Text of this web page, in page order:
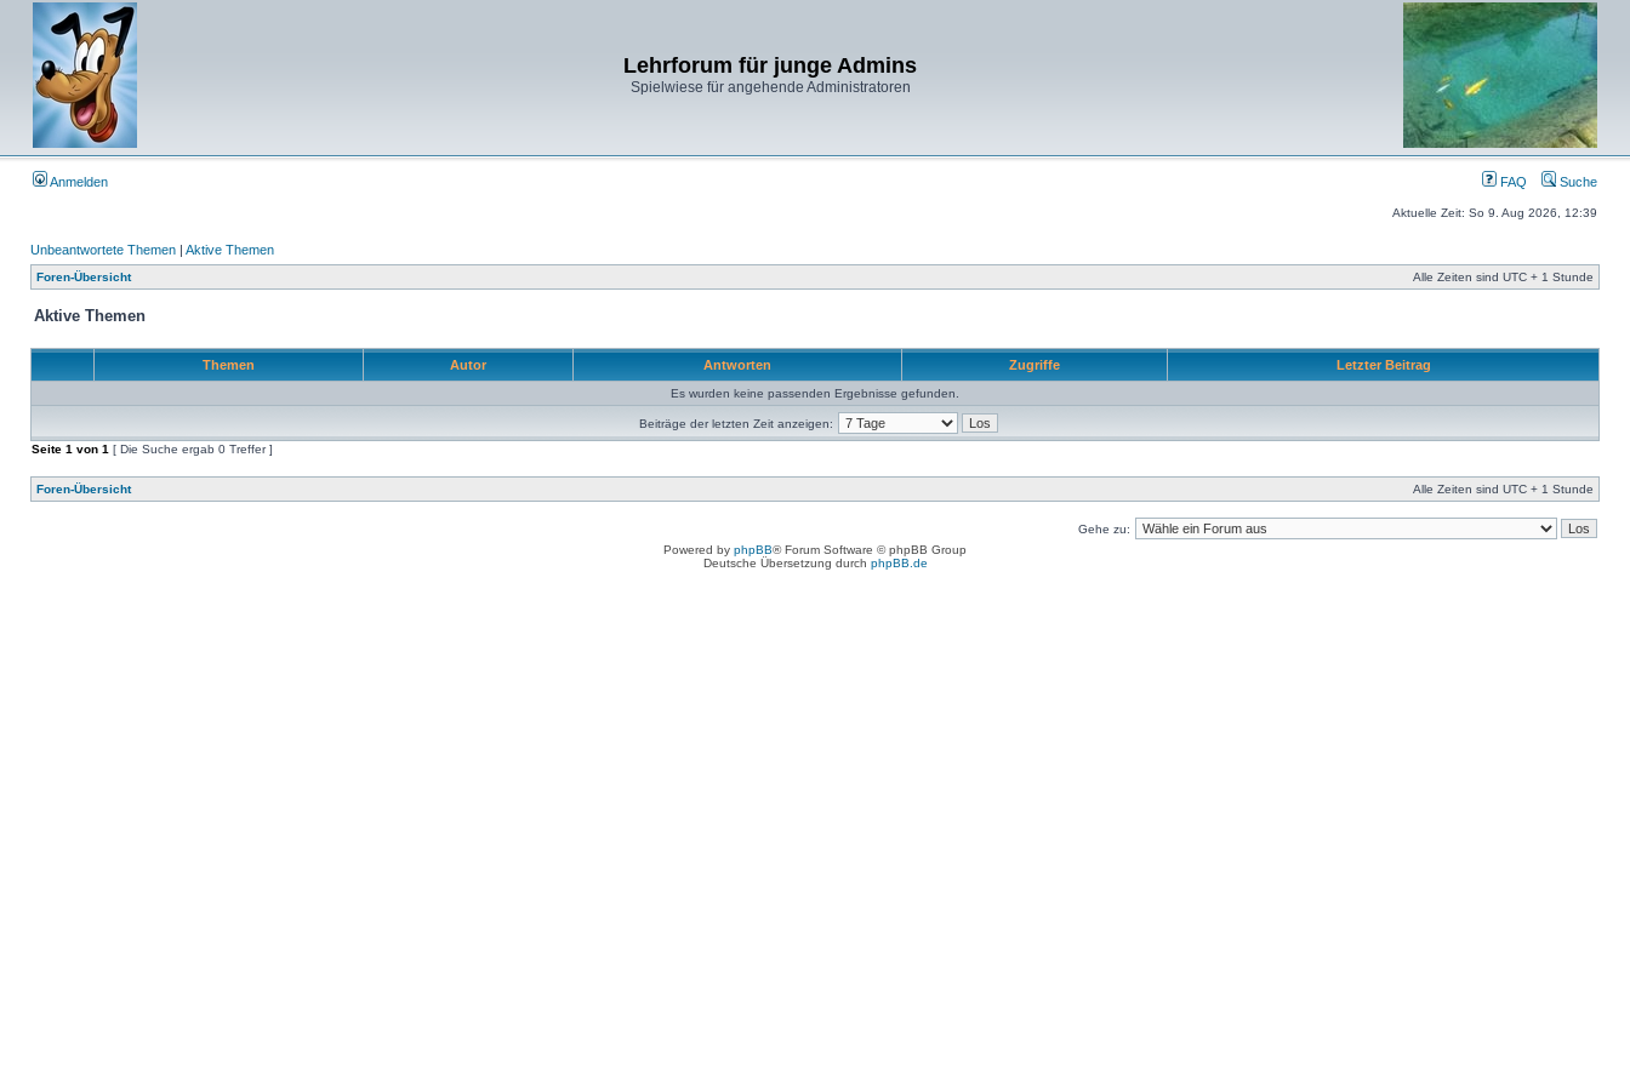
Lehrforum für junge Admins
Spielwiese für angehende Administratoren
Anmelden FAQ Suche
Aktuelle Zeit: So 9. Aug 2026, 12:39
Unbeantwortete Themen | Aktive Themen
Foren-Übersicht Alle Zeiten sind UTC + 1 Stunde
Aktive Themen
Themen Autor Antworten Zugriffe Letzter Beitrag
Es wurden keine passenden Ergebnisse gefunden.
Beiträge der letzten Zeit anzeigen:
Seite 1 von 1 [ Die Suche ergab 0 Treffer ]
Foren-Übersicht Alle Zeiten sind UTC + 1 Stunde
Gehe zu:
Powered by phpBB® Forum Software © phpBB Group
Deutsche Übersetzung durch phpBB.de